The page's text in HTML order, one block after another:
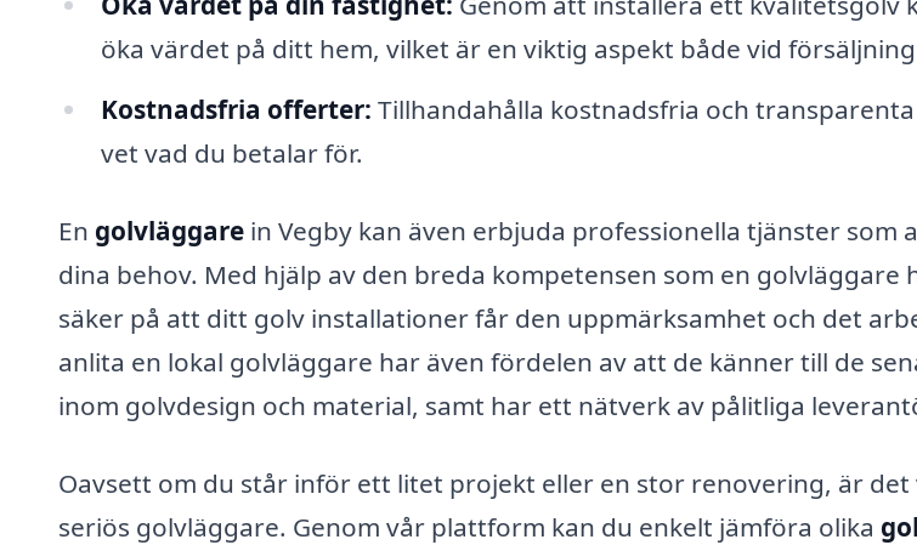
öka värdet på ditt hem, vilket är en viktig aspekt både vid
Kostnadsfria offerter: Tillhandahålla kostnadsfria och
vet vad du betalar för.
En golvläggare in Vegby kan även erbjuda professionella tjänster som
dina behov. Med hjälp av den breda kompetensen som en golvläggare
säker på att ditt golv installationer får den uppmärksamhet och det
anlita en lokal golvläggare har även fördelen av att de känner till de
inom golvdesign och material, samt har ett nätverk av pålitliga
Oavsett om du står inför ett litet projekt eller en stor renovering, är
seriös golvläggare. Genom vår plattform kan du enkelt jämföra olika